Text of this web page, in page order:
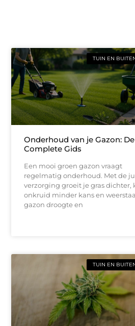
TUIN EN
Onderhoud van je Gazon: De
Complete Gids
Een mooi groen gazon vraagt
regelmatig onderhoud. Met de
verzorging groeit je gras dichter,
onkruid minder kans en
gazon droogte en
TUIN EN